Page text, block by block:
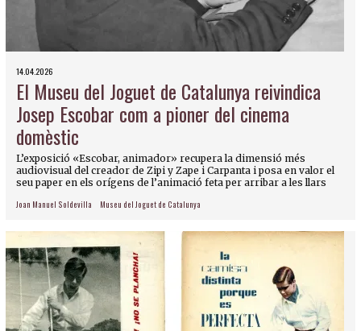
14.04.2026
El Museu del Joguet de Catalunya reivindica
Josep Escobar com a pioner del cinema
domèstic
L’exposició «Escobar, animador» recupera la dimensió més
audiovisual del creador de Zipi y Zape i Carpanta i posa en valor el
seu paper en els orígens de l’animació feta per arribar a les llars
Joan Manuel Soldevilla Museu del Joguet de Catalunya